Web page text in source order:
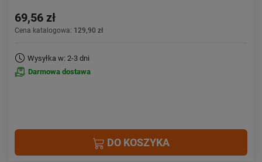
69,56 zł
Cena katalogowa: 129,90 zł
Wysyłka w: 2-3 dni
Darmowa dostawa
DO KOSZYKA